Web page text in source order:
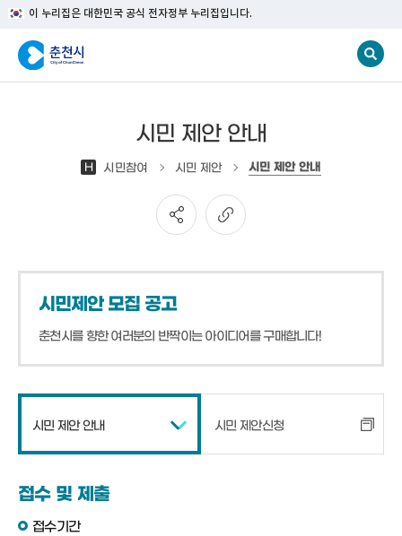
이 누리집은 대한민국 공식 전자정부 누리집입니다.
시민 제안 안내
H 시민참여 시민 제안 시민 제안 안내
시민제안 모집 공고
춘천시를 향한 여러분의 반짝이는 아이디어를 구매합니다!
시민 제안 안내 시민 제안신청
접수 및 제출
접수기간